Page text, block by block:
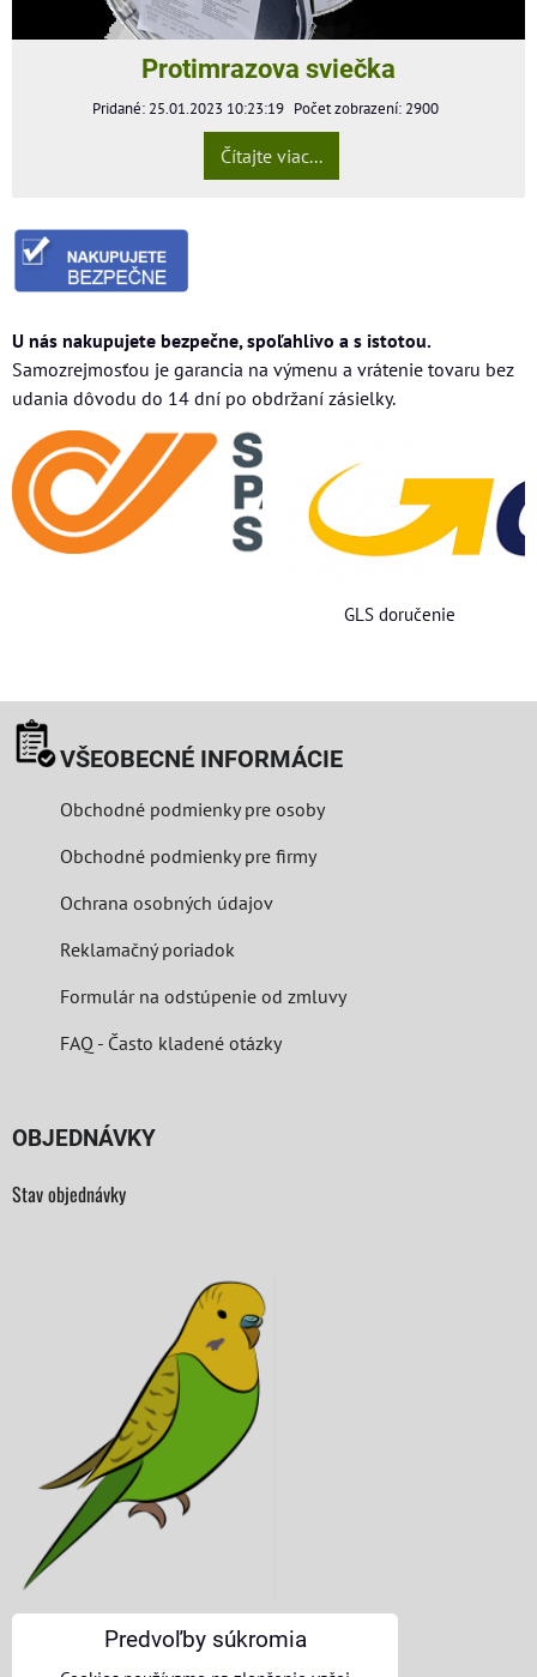
Protimrazova sviečka
Pridané: 25.01.2023 10:23:19 Počet zobrazení: 2900
Čítajte viac...
U nás nakupujete bezpečne, spoľahlivo a s istotou.
Samozrejmosťou je garancia na výmenu a vrátenie tovaru bez
udania dôvodu do 14 dní po obdržaní zásielky.
GLS doručenie
VŠEOBECNÉ INFORMÁCIE
Obchodné podmienky pre osoby
Obchodné podmienky pre firmy
Ochrana osobných údajov
Reklamačný poriadok
Formulár na odstúpenie od zmluvy
FAQ - Často kladené otázky
OBJEDNÁVKY
Stav objednávky
KONTAKTNÉ ÚDAJE
Predvoľby súkromia